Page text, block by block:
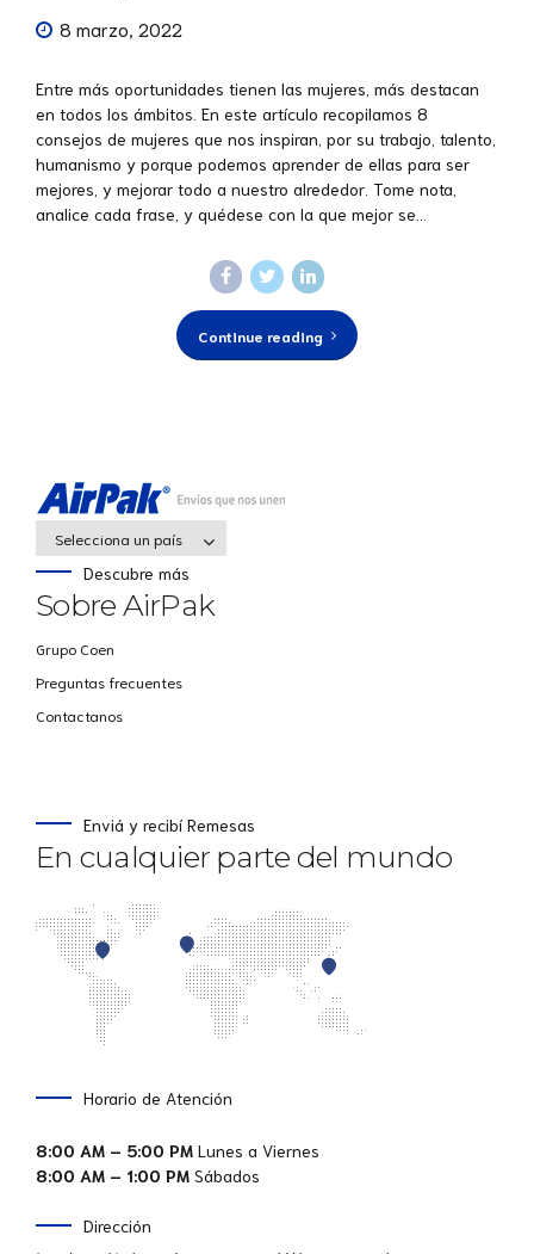
8 marzo, 2022
Entre más oportunidades tienen las mujeres, más destacan
en todos los ámbitos. En este artículo recopilamos 8
consejos de mujeres que nos inspiran, por su trabajo, talento,
humanismo y porque podemos aprender de ellas para ser
mejores, y mejorar todo a nuestro alrededor. Tome nota,
analice cada frase, y quédese con la que mejor se...
Continue reading
Selecciona un país
Descubre más
Sobre AirPak
Grupo Coen
Preguntas frecuentes
Contactanos
Enviá y recibí Remesas
En cualquier parte del mundo
Horario de Atención
8:00 AM – 5:00 PM Lunes a Viernes
8:00 AM – 1:00 PM Sábados
Dirección